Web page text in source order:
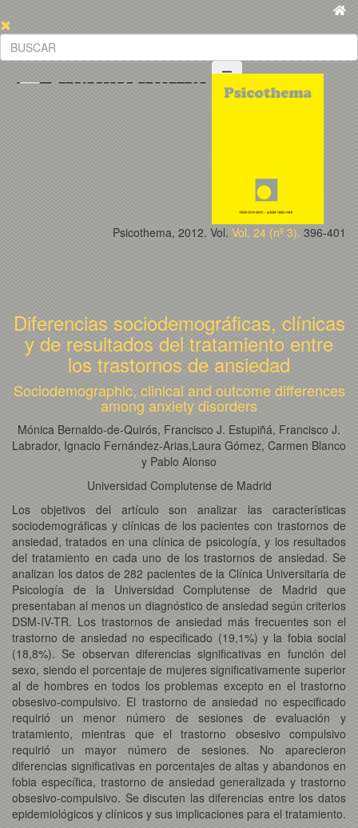
Psicothema, 2012. Vol. Vol. 24 (nº 3). 396-401
Diferencias sociodemográficas, clínicas
y de resultados del tratamiento entre
los trastornos de ansiedad
Sociodemographic, clinical and outcome differences
among anxiety disorders
Mónica Bernaldo-de-Quirós, Francisco J. Estupiñá, Francisco J.
Labrador, Ignacio Fernández-Arias,Laura Gómez, Carmen Blanco
y Pablo Alonso
Universidad Complutense de Madrid
Los objetivos del artículo son analizar las características
sociodemográficas y clínicas de los pacientes con trastornos de
ansiedad, tratados en una clínica de psicología, y los resultados
del tratamiento en cada uno de los trastornos de ansiedad. Se
analizan los datos de 282 pacientes de la Clínica Universitaria de
Psicología de la Universidad Complutense de Madrid que
presentaban al menos un diagnóstico de ansiedad según criterios
DSM-IV-TR. Los trastornos de ansiedad más frecuentes son el
trastorno de ansiedad no especificado (19,1%) y la fobia social
(18,8%). Se observan diferencias significativas en función del
sexo, siendo el porcentaje de mujeres significativamente superior
al de hombres en todos los problemas excepto en el trastorno
obsesivo-compulsivo. El trastorno de ansiedad no especificado
requirió un menor número de sesiones de evaluación y
tratamiento, mientras que el trastorno obsesivo compulsivo
requirió un mayor número de sesiones. No aparecieron
diferencias significativas en porcentajes de altas y abandonos en
fobia específica, trastorno de ansiedad generalizada y trastorno
obsesivo-compulsivo. Se discuten las diferencias entre los datos
epidemiológicos y clínicos y sus implicaciones para el tratamiento.